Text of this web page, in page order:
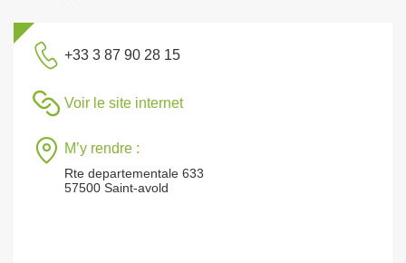
+33 3 87 90 28 15
Voir le site internet
M’y rendre :
Rte departementale 633
57500 Saint-avold